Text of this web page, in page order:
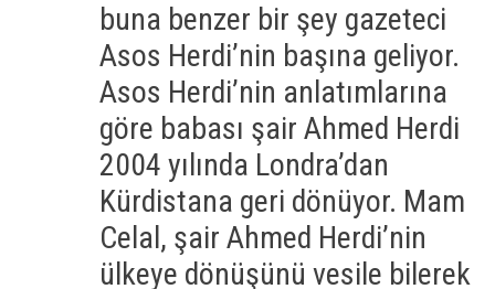
buna benzer bir şey gazeteci
Asos Herdi’nin başına geliyor.
Asos Herdi’nin anlatımlarına
göre babası şair Ahmed Herdi
2004 yılında Londra’dan
Kürdistana geri dönüyor. Mam
Celal, şair Ahmed Herdi’nin
ülkeye dönüşünü vesile bilerek